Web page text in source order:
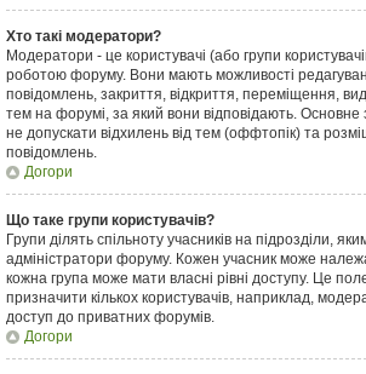
Хто такі модератори?
Модератори - це користувачі (або групи
роботою форуму. Вони мають можливості
повідомлень, закриття, відкриття, переміщення,
тем на форумі, за який вони відповідають.
не допускати відхилень від тем (оффтопік) та
повідомлень.
Догори
Що таке групи користувачів?
Групи ділять спільноту учасників на підрозділи,
адміністратори форуму. Кожен учасник може
кожна група може мати власні рівні доступу. Це
призначити кількох користувачів, наприклад,
доступ до приватних форумів.
Догори